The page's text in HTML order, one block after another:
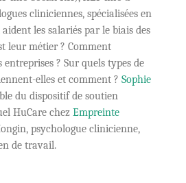
cliniciennes, spécialisées en
les salariés par le biais des
leur métier ? Comment
? Sur quels types de
elles et comment ? Sophie
du dispositif de soutien
HuCare chez Empreinte
psychologue clinicienne,
de travail.